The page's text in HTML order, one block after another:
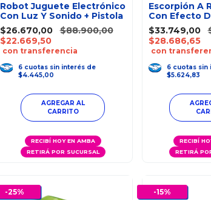
Robot Juguete Electrónico
Con Luz Y Sonido + Pistola
$26.670,00
$88.900,00
$22.669,50
con transferencia
6 cuotas sin interés de
$4.445,00
RECIBÍ HOY EN AMBA
RETIRÁ POR SUCURSAL
Escorpión A
Con Efecto
Pets
$33.749,00
$28.686,65
con
6 cuotas sin
$5.624,83
RECIBÍ
RETIRÁ
-25% -15%